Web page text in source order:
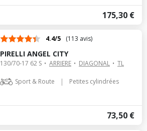
175,30 €
4.4/5 (113 avis)
PIRELLI ANGEL CITY
130/70-17 62 S ARRIERE DIAGONAL TL
Sport & Route | Petites cylindrées
73,50 €